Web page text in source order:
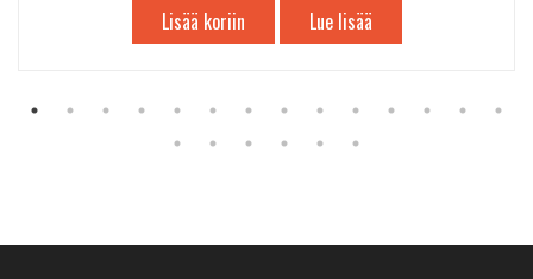
Lisää koriin Lue lisää